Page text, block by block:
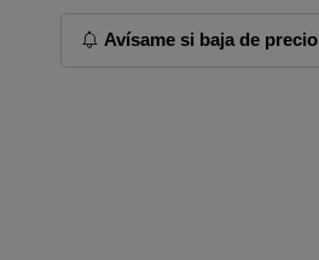
Avísame si baja de precio